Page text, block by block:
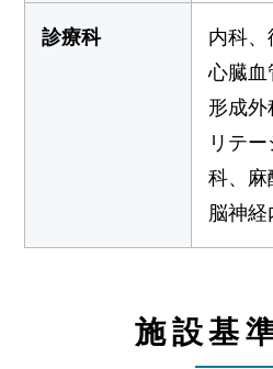
診療科
内科、
心臓血
形成
リテ
科、麻
脳神
施設基